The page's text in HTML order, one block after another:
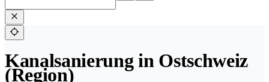
Kanalsanierung in Ostschweiz
(Region)